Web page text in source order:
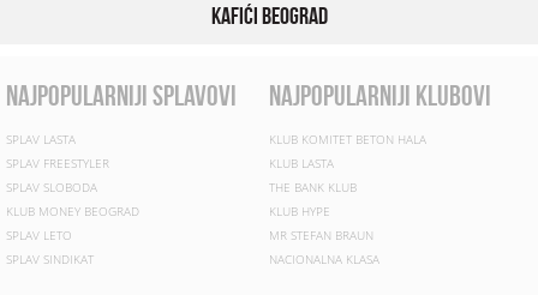
Kafići Beograd
najpopularniji splavovi
SPLAV LASTA
SPLAV FREESTYLER
SPLAV SLOBODA
KLUB MONEY BEOGRAD
SPLAV LETO
SPLAV SINDIKAT
najpopularniji klubovi
KLUB KOMITET BETON HALA
KLUB LASTA
THE BANK KLUB
KLUB HYPE
MR STEFAN BRAUN
NACIONALNA KLASA